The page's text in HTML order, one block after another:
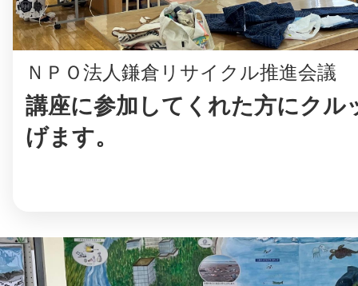
ＮＰＯ法人鎌倉リサイクル推進会議
講座に参加してくれた方にクル
げます。